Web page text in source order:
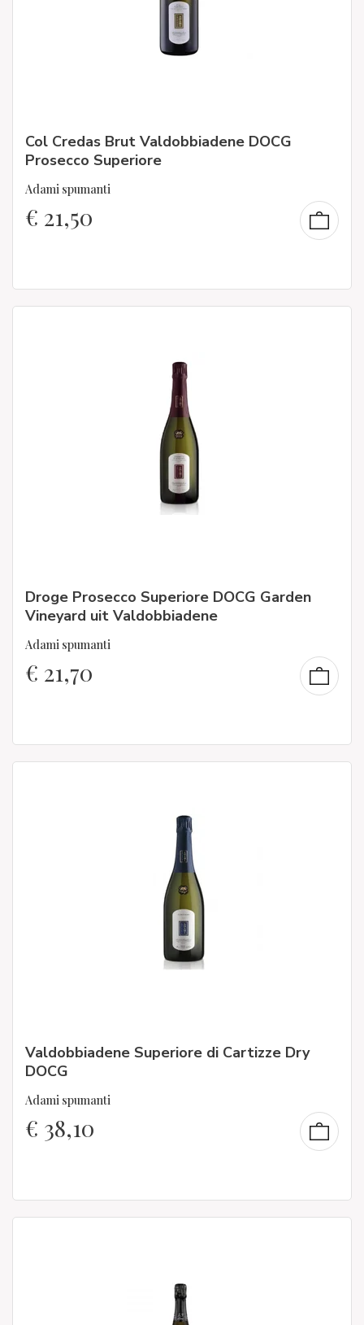
Col Credas Brut Valdobbiadene DOCG
Prosecco Superiore
Adami spumanti
€ 21,50
Droge Prosecco Superiore DOCG Garden
Vineyard uit Valdobbiadene
Adami spumanti
€ 21,70
Valdobbiadene Superiore di Cartizze Dry
DOCG
Adami spumanti
€ 38,10